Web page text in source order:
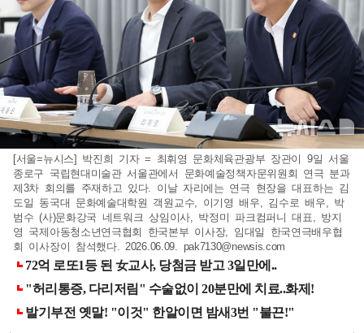
[서울=뉴시스] 박진희 기자 = 최휘영 문화체육관광부 장관이 9일 서울
종로구 국립현대미술관 서울관에서 문화예술정책자문위원회 연극 분과
제3차 회의를 주재하고 있다. 이날 자리에는 연극 현장을 대표하는 김
도일 동국대 문화예술대학원 객원교수, 이기영 배우, 김수로 배우, 박
범수 (사)문화강국 네트워크 상임이사, 박정미 파크컴퍼니 대표, 방지
영 국제아동청소년연극협회 한국본부 이사장, 임대일 한국연극배우협
회 이사장이 참석했다. 2026.06.09. pak7130@newsis.com